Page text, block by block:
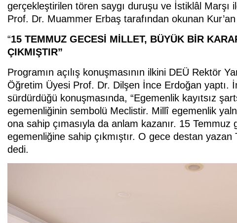
gerçekleştirilen tören saygı duruşu ve İstiklâl Marşı
Prof. Dr. Muammer Erbaş tarafından okunan
“15 TEMMUZ GECESİ MİLLET, BÜYÜK BİR
ÇIKMIŞTIR”
Programın açılış konuşmasının ilkini DEÜ Rektör
Öğretim Üyesi Prof. Dr. Dilşen İnce Erdoğan yaptı.
sürdürdüğü konuşmasında, “Egemenlik kayıtsız
egemenliğinin sembolü Meclistir. Millî egemenlik
ona sahip çımasıyla da anlam kazanır. 15
egemenliğine sahip çıkmıştır. O gece destan
dedi.